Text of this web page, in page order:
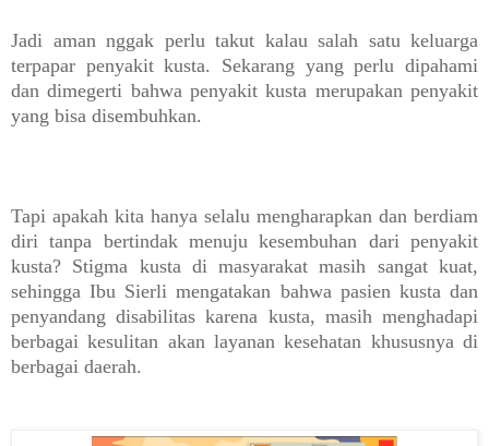
Jadi aman nggak perlu takut kalau salah satu keluarga
terpapar penyakit kusta. Sekarang yang perlu dipahami
dan dimegerti bahwa penyakit kusta merupakan penyakit
yang bisa disembuhkan.
Tapi apakah kita hanya selalu mengharapkan dan berdiam
diri tanpa bertindak menuju kesembuhan dari penyakit
kusta? Stigma kusta di masyarakat masih sangat kuat,
sehingga Ibu Sierli mengatakan bahwa pasien kusta dan
penyandang disabilitas karena kusta, masih menghadapi
berbagai kesulitan akan layanan kesehatan khususnya di
berbagai daerah.